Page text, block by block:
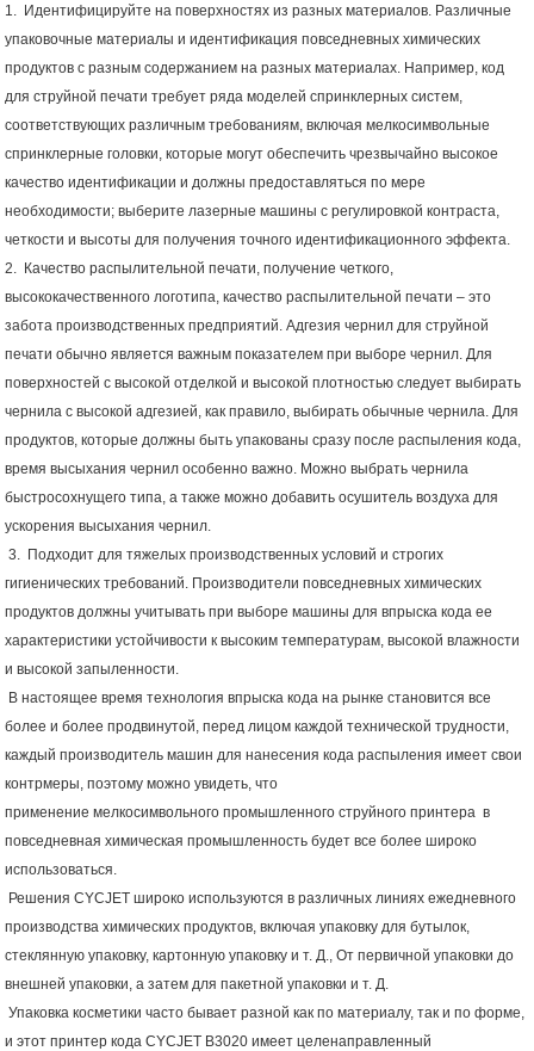
1. Идентифицируйте на поверхностях из разных материалов. Различные
упаковочные материалы и идентификация повседневных химических
продуктов с разным содержанием на разных материалах. Например,код
для струйной печатитребует ряда моделей спринклерных систем,
соответствующих различным требованиям, включая мелкосимвольные
спринклерные головки, которые могут обеспечить чрезвычайно высокое
качество идентификации и должны предоставляться по мере
необходимости; выберите лазерные машины с регулировкой контраста,
четкости и высоты для получения точного идентификационного эффекта.
2. Качество распылительной печати, получение четкого,
высококачественного логотипа, качество распылительной печати – это
забота производственных предприятий. Адгезия чернил для струйной
печати обычно является важным показателем при выборе чернил. Для
поверхностей с высокой отделкой и высокой плотностью следует выбирать
чернила с высокой адгезией, как правило, выбирать обычные чернила. Для
продуктов, которые должны быть упакованы сразу после распыления кода,
время высыхания чернил особенно важно. Можно выбрать чернила
быстросохнущего типа, а также можно добавить осушитель воздуха для
ускорения высыхания чернил.
3. Подходит для тяжелых производственных условий и строгих
гигиенических требований. Производители повседневных химических
продуктов должны учитывать при выборе машины для впрыска кода ее
характеристики устойчивости к высоким температурам, высокой влажности
и высокой запыленности.
В настоящее время технология впрыска кода на рынке становится все
более и более продвинутой, перед лицом каждой технической трудности,
каждый производитель машин для нанесения кода распыления имеет свои
контрмеры, поэтому можно увидеть, что
применениемелкосимвольногопромышленного струйного принтера в
повседневная химическая промышленность будет все более широко
использоваться.
Решения CYCJET широко используются в различных линиях ежедневного
производства химических продуктов, включая упаковку для бутылок,
стеклянную упаковку, картонную упаковку и т. Д., От первичной упаковки до
внешней упаковки, а затем для пакетной упаковки и т. Д.
Упаковка косметики часто бывает разной как по материалу, так и по форме,
и этот принтер кода CYCJET B3020 имеет целенаправленный